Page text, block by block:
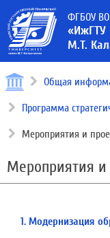
ФГБОУ ВО
«ИжГТУ
М.Т.
Общая
Программа
Мероприятия и
Мероприятия и
1. Модернизация